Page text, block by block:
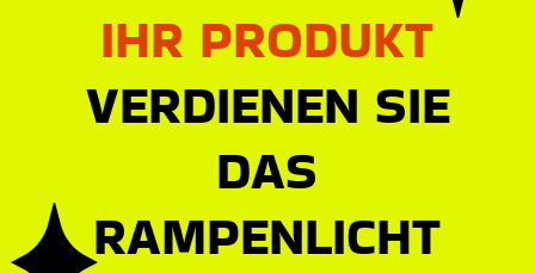
IHR PRODUKT
VERDIENEN SIE
DAS
RAMPENLICHT